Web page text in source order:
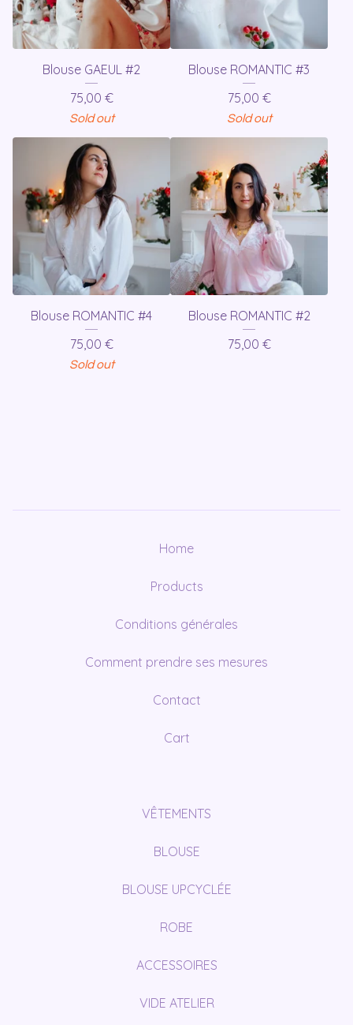
Blouse GAEUL #2
75,00 €
Sold out
Blouse ROMANTIC #3
75,00 €
Sold out
Blouse ROMANTIC #4
75,00 €
Sold out
Blouse ROMANTIC #2
75,00 €
Home
Products
Conditions générales
Comment prendre ses mesures
Contact
Cart
VÊTEMENTS
BLOUSE
BLOUSE UPCYCLÉE
ROBE
ACCESSOIRES
VIDE ATELIER